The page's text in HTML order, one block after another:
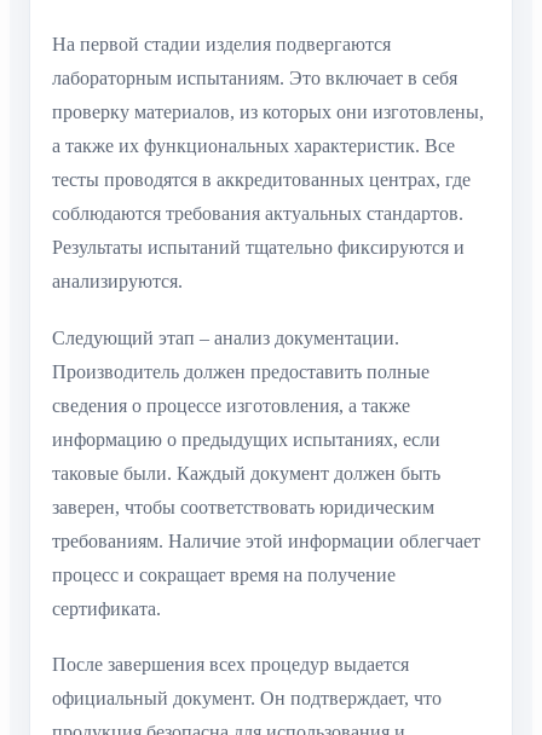
На первой стадии изделия подвергаются
лабораторным испытаниям. Это включает в себя
проверку материалов, из которых они изготовлены,
а также их функциональных характеристик. Все
тесты проводятся в аккредитованных центрах, где
соблюдаются требования актуальных стандартов.
Результаты испытаний тщательно фиксируются и
анализируются.
Следующий этап – анализ документации.
Производитель должен предоставить полные
сведения о процессе изготовления, а также
информацию о предыдущих испытаниях, если
таковые были. Каждый документ должен быть
заверен, чтобы соответствовать юридическим
требованиям. Наличие этой информации облегчает
процесс и сокращает время на получение
сертификата.
После завершения всех процедур выдается
официальный документ. Он подтверждает, что